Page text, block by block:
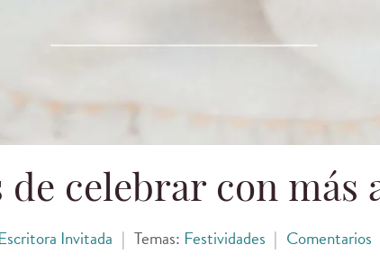
de celebrar con más
Escritora Invitada | Temas: Festividades | Comentarios